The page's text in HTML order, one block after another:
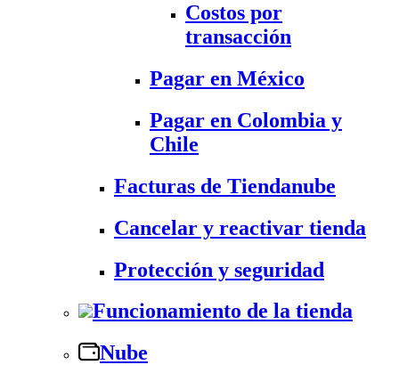
Costos por
transacción
Pagar en México
Pagar en Colombia y
Chile
Facturas de Tiendanube
Cancelar y reactivar tienda
Protección y seguridad
Funcionamiento de la tienda
Nube